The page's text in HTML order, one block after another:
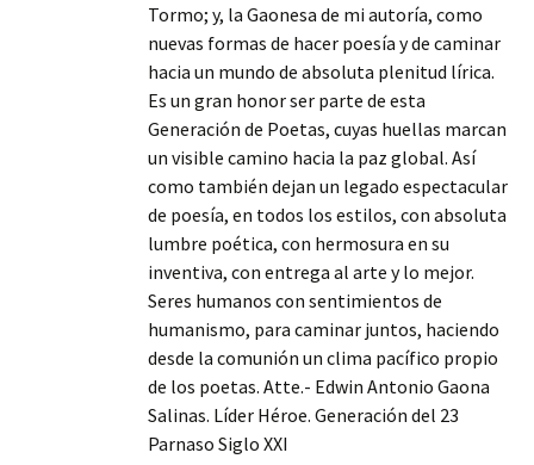
Tormo; y, la Gaonesa de mi autoría, como
nuevas formas de hacer poesía y de caminar
hacia un mundo de absoluta plenitud lírica.
Es un gran honor ser parte de esta
Generación de Poetas, cuyas huellas marcan
un visible camino hacia la paz global. Así
como también dejan un legado espectacular
de poesía, en todos los estilos, con absoluta
lumbre poética, con hermosura en su
inventiva, con entrega al arte y lo mejor.
Seres humanos con sentimientos de
humanismo, para caminar juntos, haciendo
desde la comunión un clima pacífico propio
de los poetas. Atte.- Edwin Antonio Gaona
Salinas. Líder Héroe. Generación del 23
Parnaso Siglo XXI